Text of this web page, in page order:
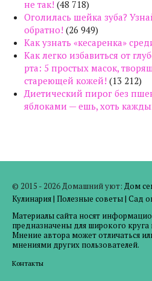
не так! (48 718)
Оголилась шейка зуба?
обратно! (26 949)
Как узнать «кесаренка»
Как легко избавиться от
рта: 5 простых масок,
стареющей кожей! (13 212)
Диетический пирог без
яблоками — ешь, хоть
© 2015 - 2026 Домашний уют: Дом
Кулинария| Полезные советы| Сад
Материалы сайта носят
предназначены для широкого круга
Мнение автора может отличаться
мнениями других пользователей.
Контакты